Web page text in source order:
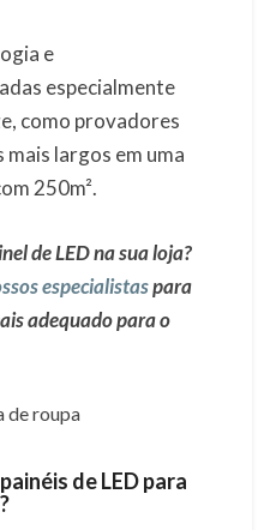
e
especialmente
como provadores
largos em uma
250m².
de LED na sua loja?
especialistaspara
adequado para o
de LED para